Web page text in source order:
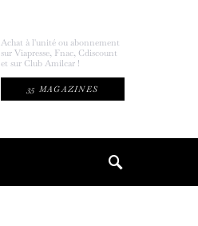
Achat à l'unité ou abonnement
sur Viapresse, Fnac, Cdiscount
et sur Club Amilcar !
35 MAGAZINES